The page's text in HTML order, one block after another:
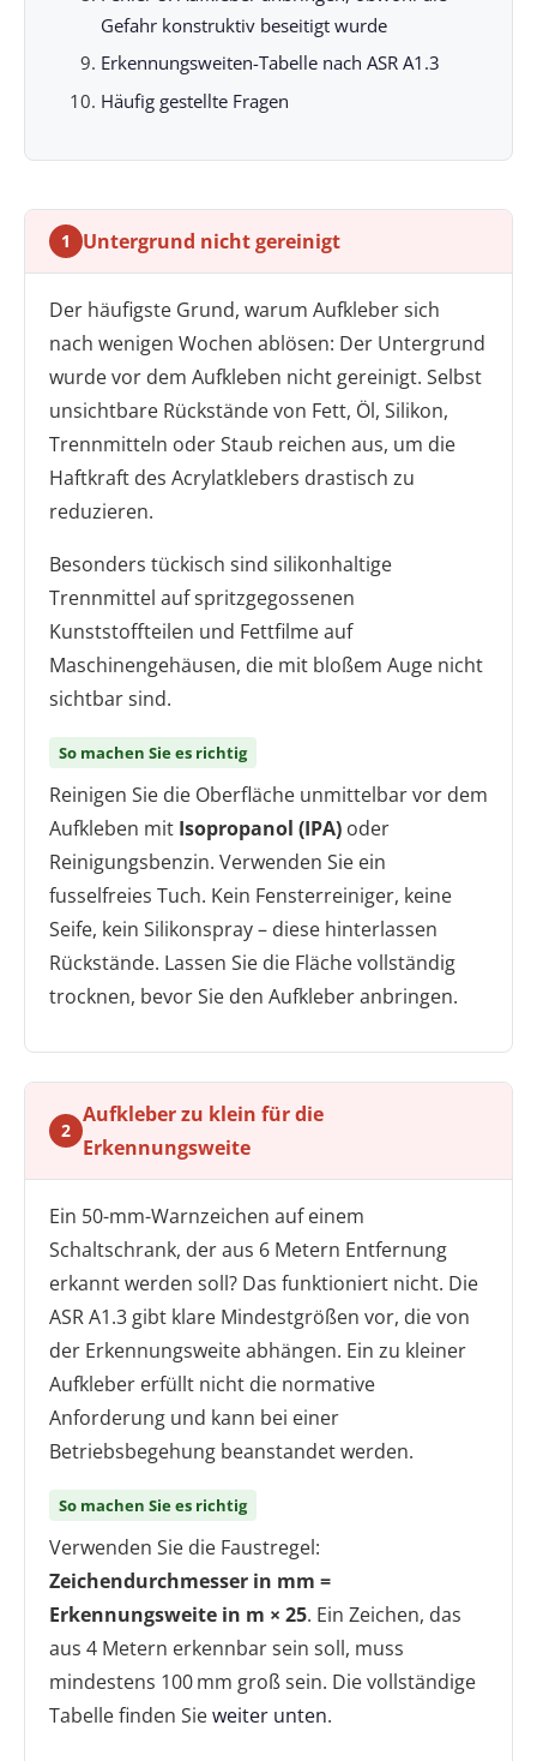
Gefahr konstruktiv beseitigt wurde
Erkennungsweiten-Tabelle nach ASR A1.3
Häufig gestellte Fragen
1 Untergrund nicht gereinigt
Der häufigste Grund, warum Aufkleber sich
nach wenigen Wochen ablösen: Der Untergrund
wurde vor dem Aufkleben nicht gereinigt. Selbst
unsichtbare Rückstände von Fett, Öl, Silikon,
Trennmitteln oder Staub reichen aus, um die
Haftkraft des Acrylatklebers drastisch zu
reduzieren.
Besonders tückisch sind silikonhaltige
Trennmittel auf spritzgegossenen
Kunststoffteilen und Fettfilme auf
Maschinengehäusen, die mit bloßem Auge nicht
sichtbar sind.
So machen Sie es richtig
Reinigen Sie die Oberfläche unmittelbar vor dem
Aufkleben mit Isopropanol (IPA) oder
Reinigungsbenzin. Verwenden Sie ein
fusselfreies Tuch. Kein Fensterreiniger, keine
Seife, kein Silikonspray – diese hinterlassen
Rückstände. Lassen Sie die Fläche vollständig
trocknen, bevor Sie den Aufkleber anbringen.
2
Aufkleber zu klein für die
Erkennungsweite
Ein 50-mm-Warnzeichen auf einem
Schaltschrank, der aus 6 Metern Entfernung
erkannt werden soll? Das funktioniert nicht. Die
ASR A1.3 gibt klare Mindestgrößen vor, die von
der Erkennungsweite abhängen. Ein zu kleiner
Aufkleber erfüllt nicht die normative
Anforderung und kann bei einer
Betriebsbegehung beanstandet werden.
So machen Sie es richtig
Verwenden Sie die Faustregel:
Zeichendurchmesser in mm =
Erkennungsweite in m × 25. Ein Zeichen, das
aus 4 Metern erkennbar sein soll, muss
mindestens 100 mm groß sein. Die vollständige
Tabelle finden Sieweiter unten.